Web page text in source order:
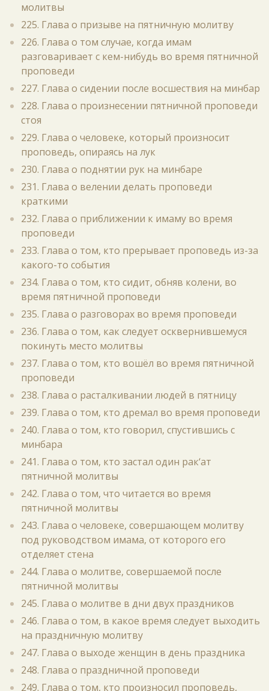
молитвы
225. Глава о призыве на пятничную молитву
226. Глава о том случае, когда имам
разговаривает с кем-нибудь во время пятничной
проповеди
227. Глава о сидении после восшествия на минбар
228. Глава о произнесении пятничной проповеди
стоя
229. Глава о человеке, который произносит
проповедь, опираясь на лук
230. Глава о поднятии рук на минбаре
231. Глава о велении делать проповеди
краткими
232. Глава о приближении к имаму во время
проповеди
233. Глава о том, кто прерывает проповедь из-за
какого-то события
234. Глава о том, кто сидит, обняв колени, во
время пятничной проповеди
235. Глава о разговорах во время проповеди
236. Глава о том, как следует осквернившемуся
покинуть место молитвы
237. Глава о том, кто вошёл во время пятничной
проповеди
238. Глава о расталкивании людей в пятницу
239. Глава о том, кто дремал во время проповеди
240. Глава о том, кто говорил, спустившись с
минбара
241. Глава о том, кто застал один рак‘ат
пятничной молитвы
242. Глава о том, что читается во время
пятничной молитвы
243. Глава о человеке, совершающем молитву
под руководством имама, от которого его
отделяет стена
244. Глава о молитве, совершаемой после
пятничной молитвы
245. Глава о молитве в дни двух праздников
246. Глава о том, в какое время следует выходить
на праздничную молитву
247. Глава о выходе женщин в день праздника
248. Глава о праздничной проповеди
249. Глава о том, кто произносил проповедь,